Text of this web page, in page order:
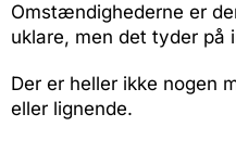
Omstændighederne er
uklare, men det tyder på
Der er heller ikke nogen
eller lignende.